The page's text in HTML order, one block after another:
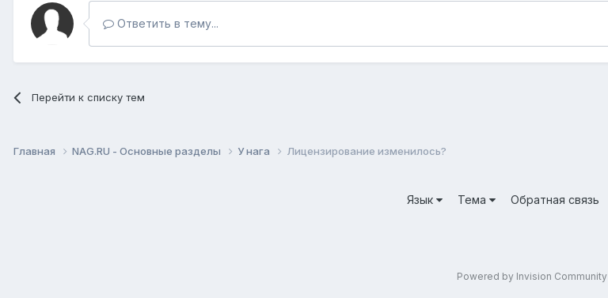
Ответить в тему...
Перейти к списку тем
Главная NAG.RU - Основные разделы У нага Лицензирование изменилось?
Язык Тема Обратная связь
Powered by Invision Community